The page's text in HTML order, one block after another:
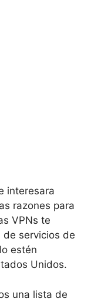
interesara
razones para
VPNs te
de servicios de
estén
Unidos.
una lista de